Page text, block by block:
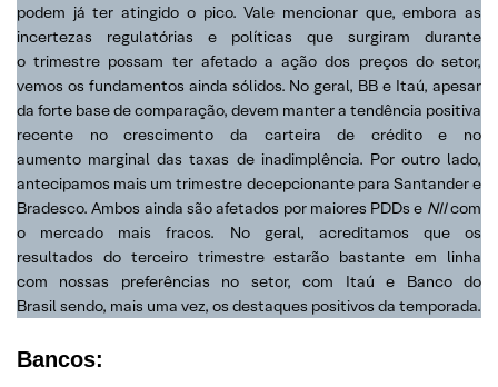
podem já ter atingido o pico. Vale mencionar que, embora as
incertezas regulatórias e políticas que surgiram durante
o trimestre possam ter afetado a ação dos preços do setor,
vemos os fundamentos ainda sólidos. No geral, BB e Itaú, apesar
da forte base de comparação, devem manter a tendência positiva
recente no crescimento da carteira de crédito e no
aumento marginal das taxas de inadimplência. Por outro lado,
antecipamos mais um trimestre decepcionante para Santander e
Bradesco. Ambos ainda são afetados por maiores PDDs e NIIcom
o mercado mais fracos. No geral, acreditamos que os
resultados do terceiro trimestre estarão bastante em linha
com nossas preferências no setor, com Itaú e Banco do
Brasil sendo, mais uma vez, os destaques positivos da temporada.
Bancos: